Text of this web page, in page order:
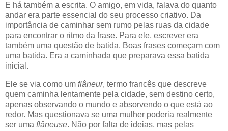
E há também a escrita. O amigo, em vida, falava do quanto
andar era parte essencial do seu processo criativo. Da
importância de caminhar sem rumo pelas ruas da cidade
para encontrar o ritmo da frase. Para ele, escrever era
também uma questão de batida. Boas frases começam com
uma batida. Era a caminhada que preparava essa batida
inicial.
Ele se via como um flâneur, termo francês que descreve
quem caminha lentamente pela cidade, sem destino certo,
apenas observando o mundo e absorvendo o que está ao
redor. Mas questionava se uma mulher poderia realmente
ser uma flâneuse. Não por falta de ideias, mas pelas